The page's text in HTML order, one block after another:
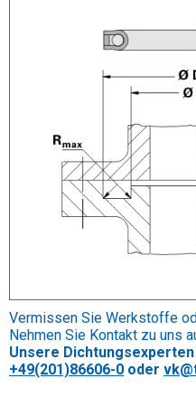
Vermissen Sie Werkstoffe
Nehmen Sie Kontakt zu uns
Unsere
+49(201)86606-0 oder